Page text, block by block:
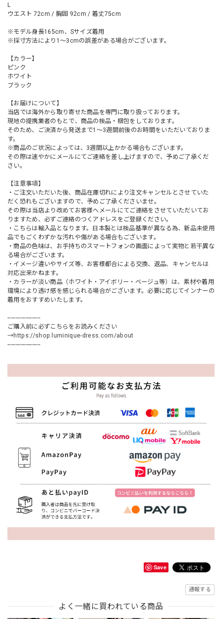
L
ウエスト 72cm / 胸囲 92cm / 着丈75cm
※モデル身長165cm、Sサイズ着用
※採寸方法により1～3cmの誤差がある場合がございます。
【カラー】
ピンク
ホワイト
ブラック
【お届けについて】
当店では海外から取り寄せた商品を専門に取り扱っております。
現地の提携業者のもとで、商品の検品・梱包をしております。
そのため、ご決済から発送まで1～3週間前後のお時間をいただいておりま
す。
※商品のご状況によっては、3週間以上かかる場合もございます。
その際は速やかにメールにてご連絡を差し上げますので、予めご了承くだ
さい。
【注意事項】
・ご注文いただいた後、商品在庫切れにより注文キャンセルとさせていた
だく恐れもございますので、予めご了承くださいませ。
その際は当店より改めてお客様へメールにてご連絡をさせていただいてお
りますため、必ずご連絡のつくアドレスをご登録ください。
・こちらは輸入品となります。日本製とは検品基準が異なる為、新品未使用
品でもごくわずかな汚れや傷がある場合もございます。
・商品の色味は、お手持ちのスマートフォンの画面によって実物と若干異な
る場合がございます。
・イメージ違いやサイズ等、お客様都合による交換、返品、キャンセルは
対応出来かねます。
・カラーが淡い商品（ホワイト・アイボリー・ベージュ等）は、素材や着用
環境により透け感を感じられる場合がございます。必要に応じてインナーの
着用をおすすめいたします。
--------------------
ご購入前に必ずこちらをお読みください
→https://shop.luminique-dress.com/about
--------------------
Save
通報する
よく一緒に買われている商品